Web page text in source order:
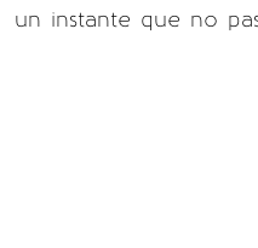
un instante que no